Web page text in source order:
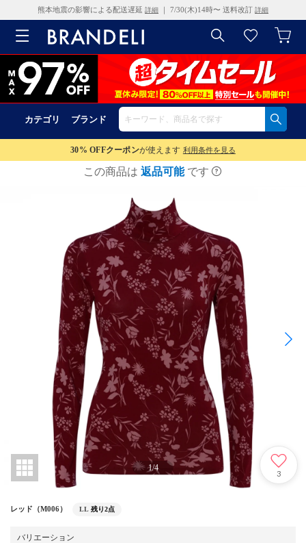
熊本地震の影響による配送遅延 詳細 ｜ 7/30(木)14時〜 送料改訂 詳細
カテゴリ ブランド
30% OFFクーポンが使えます 利用条件を見る
この商品は 返品可能 です
1/4
3
レッド（M006） LL 残り2点
バリエーション